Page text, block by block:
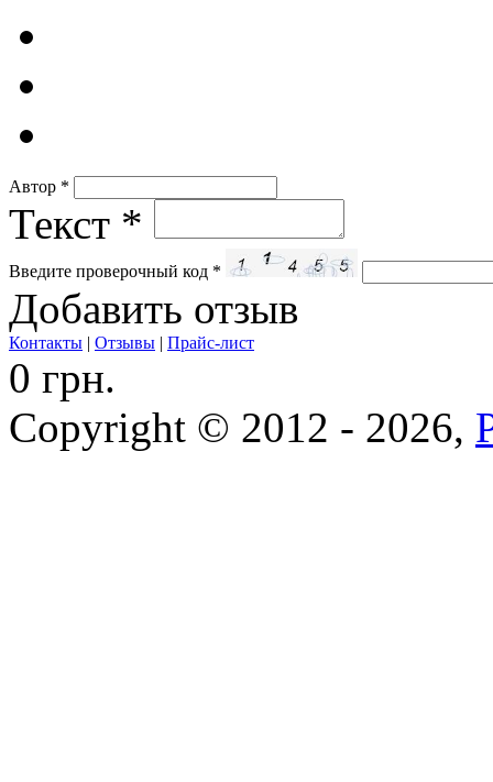
Автор *
Текст *
Введите проверочный код *
Добавить отзыв
Контакты | Отзывы | Прайс-лист
0 грн.
Copyright © 2012 - 2026,